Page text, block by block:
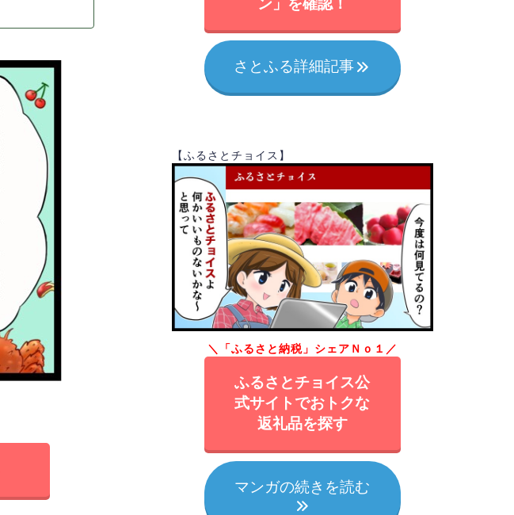
ン」を確認！
さとふる詳細記事
【ふるさとチョイス】
＼「ふるさと納税」シェアＮｏ１／
ふるさとチョイス公
式サイトでおトクな
返礼品を探す
マンガの続きを読む